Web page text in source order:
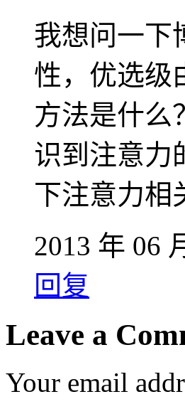
我想问一下
性，优选级
方法是什么
识到注意力
下注意力相
2013 年 06
回复
Leave a
Your email